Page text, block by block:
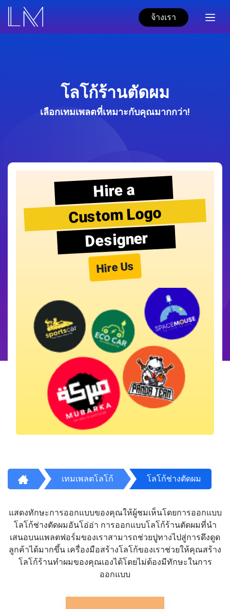
จ้างเรา
โลโก้ร้านตัดผม
เลือกเทมเพลตที่เหมาะกับคุณมากกว่า!
Hire a
Custom Logo
Designer
Hire Us
เทมเพลตโลโก้ โลโก้ช่างตัดผม
แสดงทักษะการออกแบบของคุณให้ผู้ชมเห็นโดยการออกแบบ
โลโก้ช่างตัดผมอันโอ่อ่า การออกแบบโลโก้ร้านตัดผมที่นำ
เสนอบนแพลตฟอร์มของเราสามารถช่วยปูทางไปสู่การดึงดูด
ลูกค้าได้มากขึ้น เครื่องมือสร้างโลโก้ของเราช่วยให้คุณสร้าง
โลโก้ร้านทำผมของคุณเองได้โดยไม่ต้องมีทักษะในการ
ออกแบบ